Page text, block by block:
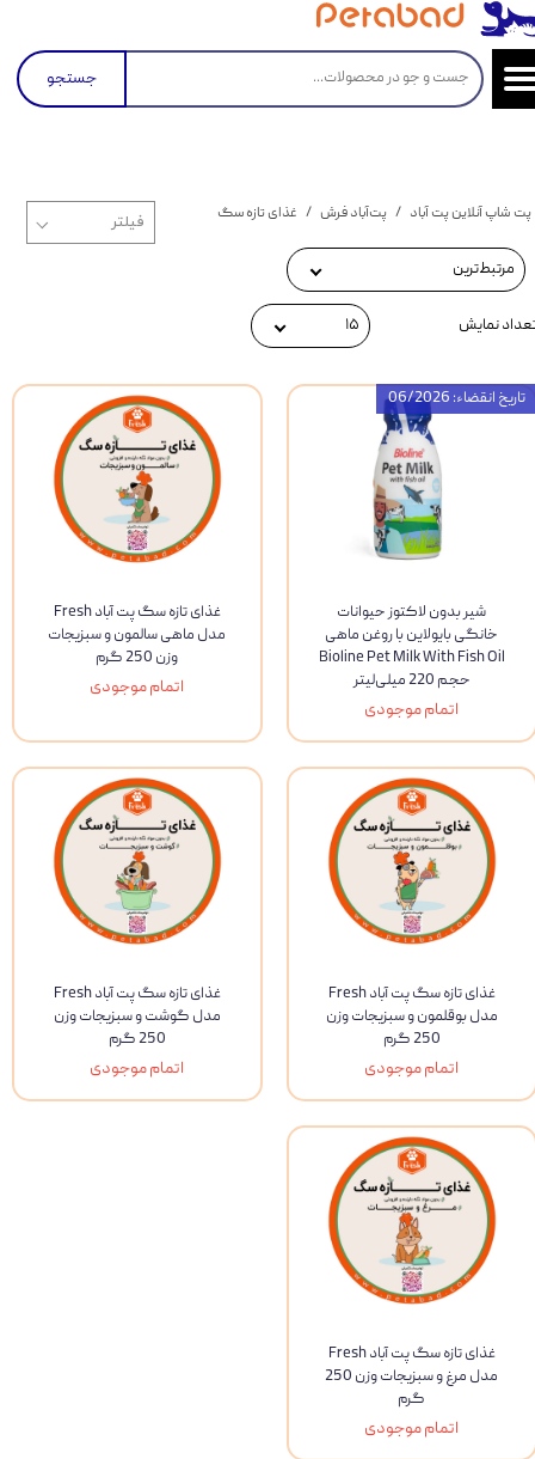
جستجو
پت شاپ آنلاین پت آباد پت‌آباد فرش غذای تازه سگ
مرتبط‌ترین
نمایش ۱۵
شیر بدون لاکتوز حیوانات
خانگی بایولاین با روغن ماهی
Bioline Pet Milk With Fish Oil
حجم 220 میلی‌لیتر
اتمام موجودی
تاریخ انقضاء: 06/2026
غذای تازه سگ پت آباد Fresh
مدل ماهی سالمون و سبزیجات
وزن 250 گرم
اتمام موجودی
غذای تازه سگ پت آباد Fresh
مدل بوقلمون و سبزیجات وزن
250 گرم
اتمام موجودی
غذای تازه سگ پت آباد Fresh
مدل گوشت و سبزیجات وزن
250 گرم
اتمام موجودی
غذای تازه سگ پت آباد Fresh
مدل مرغ و سبزیجات وزن 250
گرم
اتمام موجودی